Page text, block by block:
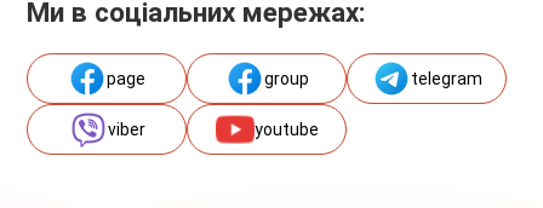
Ми в соціальних мережах:
page group telegram
viber youtube